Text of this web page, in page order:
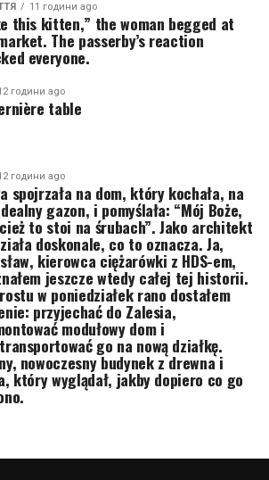
11 години ago
this kitten,” the woman begged at
The passerby’s reaction
everyone.
години ago
table
години ago
spojrzała na dom, który kochała, na
gazon, i pomyślała: “Mój Boże,
to stoi na śrubach”. Jako architekt
doskonale, co to oznacza. Ja,
kierowca ciężarówki z HDS-em,
jeszcze wtedy całej tej historii.
w poniedziałek rano dostałem
przyjechać do Zalesia,
modułowy dom i
go na nową działkę.
nowoczesny budynek z drewna i
który wyglądał, jakby dopiero co go